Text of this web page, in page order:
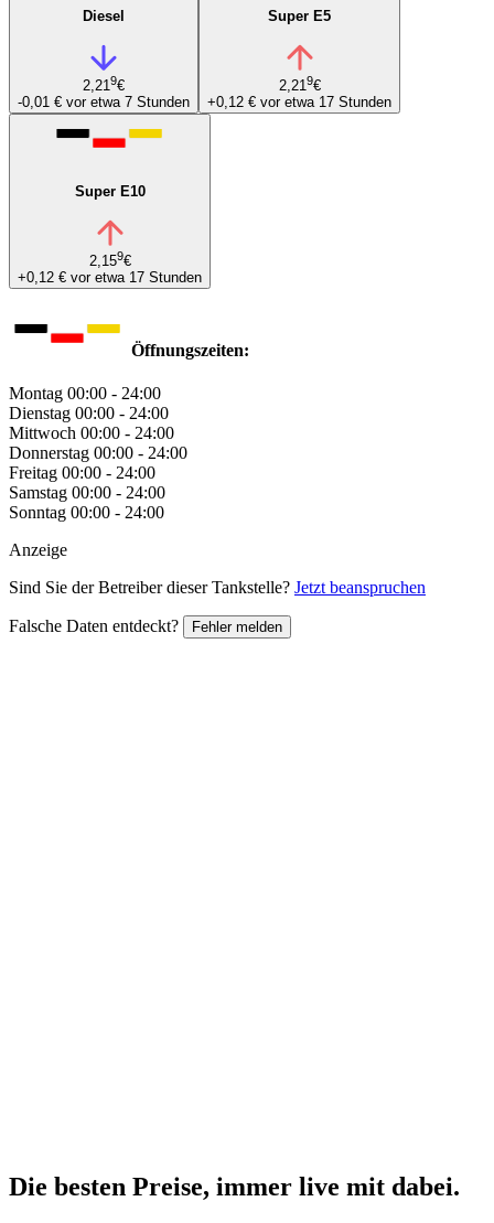
Diesel
2,219€
-0,01 € vor etwa 7 Stunden
Super E5
2,219€
+0,12 € vor etwa 17 Stunden
Super E10
2,159€
+0,12 € vor etwa 17 Stunden
Öffnungszeiten:
Montag 00:00 - 24:00
Dienstag 00:00 - 24:00
Mittwoch 00:00 - 24:00
Donnerstag 00:00 - 24:00
Freitag 00:00 - 24:00
Samstag 00:00 - 24:00
Sonntag 00:00 - 24:00
Anzeige
Sind Sie der Betreiber dieser Tankstelle? Jetzt beanspruchen
Falsche Daten entdeckt? Fehler melden
Die besten Preise, immer live mit dabei.